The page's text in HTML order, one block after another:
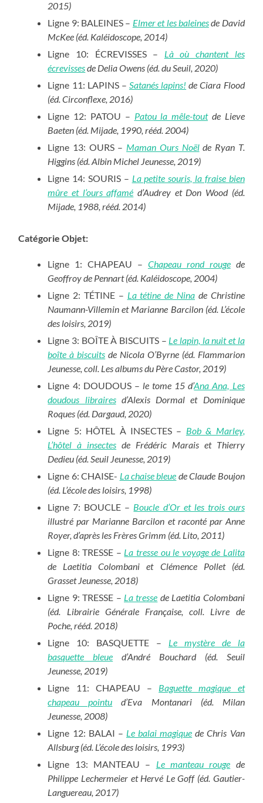
2015)
Ligne 9: BALEINES – Elmer et les baleinesde David
McKee (éd. Kaléidoscope, 2014)
Ligne 10: ÉCREVISSES – Là où chantent les
écrevissesde Delia Owens (éd. du Seuil, 2020)
Ligne 11: LAPINS – Satanés lapins! de Ciara Flood
(éd. Circonflexe, 2016)
Ligne 12: PATOU – Patou la mêle-toutde Lieve
Baeten (éd. Mijade, 1990, rééd. 2004)
Ligne 13: OURS – Maman Ours Noëlde Ryan T.
Higgins (éd. Albin Michel Jeunesse, 2019)
Ligne 14: SOURIS – La petite souris, la fraise bien
mûre et l’ours affamé d’Audrey et Don Wood (éd.
Mijade, 1988, rééd. 2014)
Catégorie Objet:
Ligne 1: CHAPEAU – Chapeau rond rougede
Geoffroy de Pennart (éd. Kaléidoscope, 2004)
Ligne 2: TÉTINE – La tétine de Nina de Christine
Naumann-Villemin et Marianne Barcilon (éd. L’école
des loisirs, 2019)
Ligne 3: BOÎTE À BISCUITS – Le lapin, la nuit et la
boîte à biscuits de Nicola O’Byrne (éd. Flammarion
Jeunesse, coll. Les albums du Père Castor, 2019)
Ligne 4: DOUDOUS – le tome 15 d’Ana Ana, Les
doudous librairesd’Alexis Dormal et Dominique
Roques (éd. Dargaud, 2020)
Ligne 5: HÔTEL À INSECTES – Bob & Marley,
L’hôtel à insectes de Frédéric Marais et Thierry
Dedieu (éd. Seuil Jeunesse, 2019)
Ligne 6: CHAISE- La chaise bleue de Claude Boujon
(éd. L’école des loisirs, 1998)
Ligne 7: BOUCLE – Boucle d’Or et les trois ours
illustré par Marianne Barcilon et raconté par Anne
Royer, d’après les Frères Grimm (éd. Lito, 2011)
Ligne 8: TRESSE – La tresse ou le voyage de Lalita
de Laetitia Colombani et Clémence Pollet (éd.
Grasset Jeunesse, 2018)
Ligne 9: TRESSE – La tresse de Laetitia Colombani
(éd. Librairie Générale Française, coll. Livre de
Poche, rééd. 2018)
Ligne 10: BASQUETTE – Le mystère de la
basquette bleue d’André Bouchard (éd. Seuil
Jeunesse, 2019)
Ligne 11: CHAPEAU – Baguette magique et
chapeau pointu d’Eva Montanari (éd. Milan
Jeunesse, 2008)
Ligne 12: BALAI – Le balai magique de Chris Van
Allsburg (éd. L’école des loisirs, 1993)
Ligne 13: MANTEAU – Le manteau rouge de
Philippe Lechermeier et Hervé Le Goff (éd. Gautier-
Languereau, 2017)